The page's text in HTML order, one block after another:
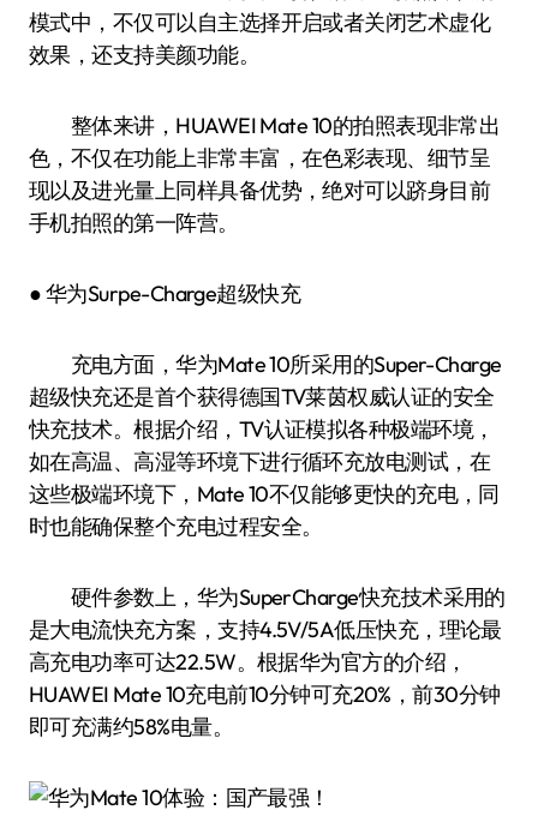
模式中，不仅可以自主选择开启或者关闭艺术虚化
效果，还支持美颜功能。
整体来讲，HUAWEI Mate 10的拍照表现非常出
色，不仅在功能上非常丰富，在色彩表现、细节呈
现以及进光量上同样具备优势，绝对可以跻身目前
手机拍照的第一阵营。
● 华为Surpe-Charge超级快充
充电方面，华为Mate 10所采用的Super-Charge
超级快充还是首个获得德国TV莱茵权威认证的安全
快充技术。根据介绍，TV认证模拟各种极端环境，
如在高温、高湿等环境下进行循环充放电测试，在
这些极端环境下，Mate 10不仅能够更快的充电，同
时也能确保整个充电过程安全。
硬件参数上，华为SuperCharge快充技术采用的
是大电流快充方案，支持4.5V/5A低压快充，理论最
高充电功率可达22.5W。根据华为官方的介绍，
HUAWEI Mate 10充电前10分钟可充20%，前30分钟
即可充满约58%电量。